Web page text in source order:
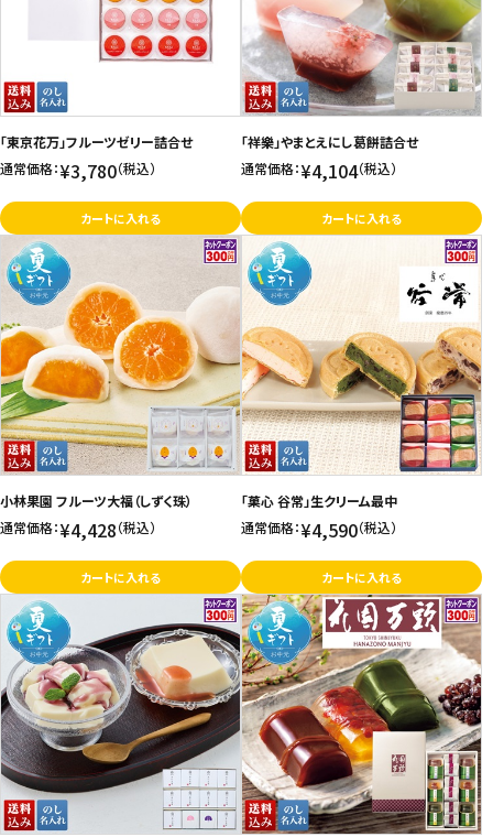
「東京花万」フルーツゼリー詰合せ
通常価格：¥3,780（税込）
カートに入れる
「祥樂」やまとえにし葛餅詰合せ
通常価格：¥4,104（税込）
カートに入れる
小林果園 フルーツ大福（しずく珠）
通常価格：¥4,428（税込）
カートに入れる
「菓心 谷常」生クリーム最中
通常価格：¥4,590（税込）
カートに入れる